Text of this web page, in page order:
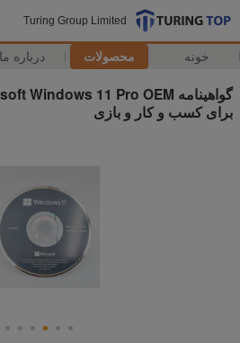
Turing Group Limited
خونه محصولات درباره ما
برای کسب و کار و بازی